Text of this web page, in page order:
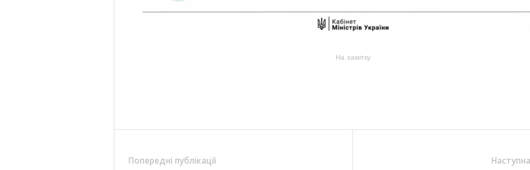
На замітку
Попередні публікації